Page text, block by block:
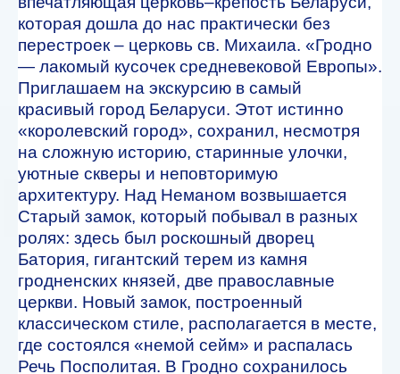
которая дошла до нас практически без
перестроек – церковь св. Михаила. «Гродно
— лакомый кусочек средневековой Европы».
Приглашаем на экскурсию в самый
красивый город Беларуси. Этот истинно
«королевский город», сохранил, несмотря
на сложную историю, старинные улочки,
уютные скверы и неповторимую
архитектуру. Над Неманом возвышается
Старый замок, который побывал в разных
ролях: здесь был роскошный дворец
Батория, гигантский терем из камня
гродненских князей, две православные
церкви. Новый замок, построенный
классическом стиле, располагается в месте,
где состоялся «немой сейм» и распалась
Речь Посполитая. В Гродно сохранилось